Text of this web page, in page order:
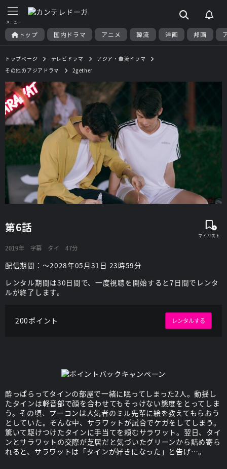
トップ 国内ドラマ アニメ 韓流 洋画 邦画
トップページ テレビドラマ
アジア・華流ドラマ
その他のアジアドラマ
2gether
第6話
2019年 字幕 タイ 47分
配信期間：～2028年05月31日 23時59分
レンタル期間は30日間で、一度視聴を開始すると7日間でレンタ
ルが終了します。
200ポイント レンタルする
酔っぱらってタインの部屋で一緒に眠ってしまった2人。動揺し
たタインは軽音部で顔を合わせてもそっけない態度をとってしま
う。その頃、プーコンは人気者のミル先輩に絵を教えてもらおう
としていた。そんな中、サラワットが試合でケガをしてしまう。
驚いて駆けつけたタインに手当てを頼むサラワット。翌日、タイ
ンとサラワットの交際が芝居だと気づいたグリーンから詰め寄ら
れると、サラワットは「タインが好きになった」と告げ…。